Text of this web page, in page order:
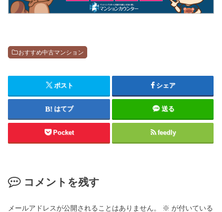
おすすめ中古マンション
ポスト シェア
はてブ 送る
Pocket feedly
コメントを残す
メールアドレスが公開されることはありません。 ※ が付いている